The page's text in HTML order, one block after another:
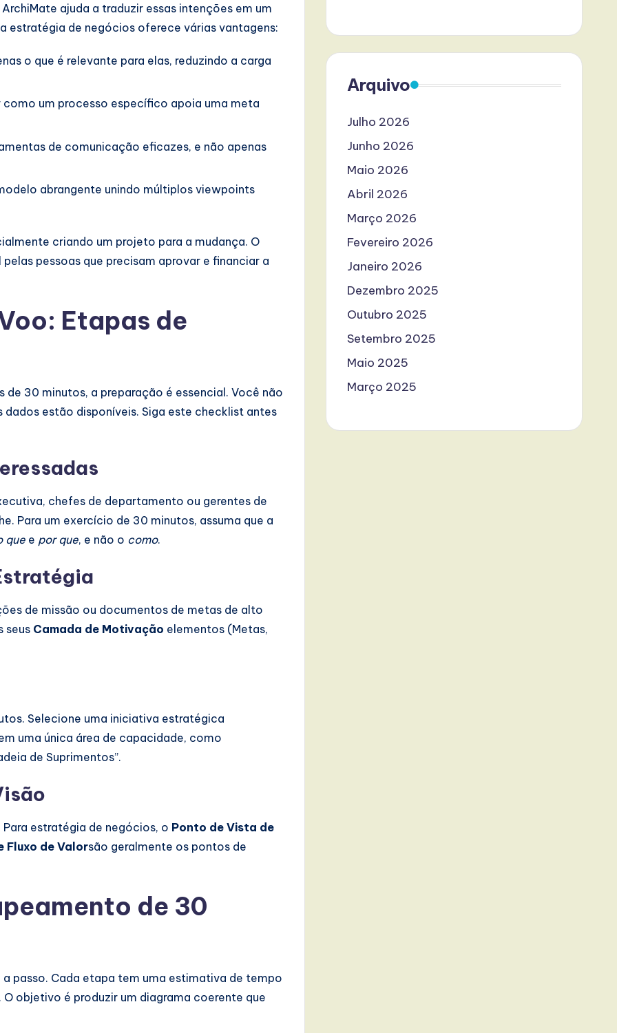
ajuda a traduzir essas intenções em um
estratégia de negócios oferece várias vantagens:
o que é relevante para elas, reduzindo a carga
um processo específico apoia uma meta
de comunicação eficazes, e não apenas
abrangente unindo múltiplos viewpoints
criando um projeto para a mudança. O
pessoas que precisam aprovar e financiar a
Etapas de
30 minutos, a preparação é essencial. Você não
estão disponíveis. Siga este checklist antes
chefes de departamento ou gerentes de
Para um exercício de 30 minutos, assuma que a
que e por que, e não o como.
de missão ou documentos de metas de alto
seus Camada de Motivação elementos (Metas,
Selecione uma iniciativa estratégica
uma única área de capacidade, como
de Suprimentos”.
estratégia de negócios, o Ponto de Vista de
Fluxo de Valorsão geralmente os pontos de
de 30
passo. Cada etapa tem uma estimativa de tempo
objetivo é produzir um diagrama coerente que
Arquivo
Julho 2026
Junho 2026
Maio 2026
Abril 2026
Março 2026
Fevereiro 2026
Janeiro 2026
Dezembro 2025
Outubro 2025
Setembro 2025
Maio 2025
Março 2025